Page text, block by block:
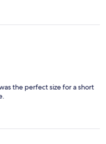
the perfect size for a short